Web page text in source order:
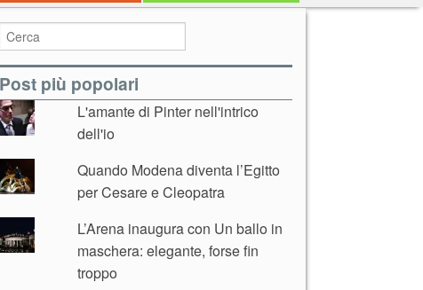
Post più popolari
L'amante di Pinter nell'intrico
dell'io
Quando Modena diventa l’Egitto
per Cesare e Cleopatra
L’Arena inaugura con Un ballo in
maschera: elegante, forse fin
troppo